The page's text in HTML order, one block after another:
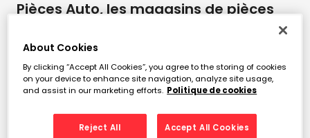
Pièces Auto, les magasins de pièces
détachées automobiles de proximité
Depuis 1995, Pièces Auto est le réseau de magasins
de proximité spécialisé dans la distribution de
pièces détachées automobiles. Nous sommes au
service des professionnels et des particuliers.
Avec plus de 260 magasins répartis sur toute la
France, vous trouverez toujours un Pièces Auto
About Cookies
By clicking “Accept All Cookies”, you agree to the storing of cookies
on your device to enhance site navigation, analyze site usage,
and assist in our marketing efforts. Politique de cookies
Reject All Accept All Cookies